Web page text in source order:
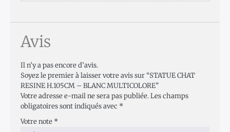
Avis
Il n’y a pas encore d’avis.
Soyez le premier à laisser votre avis sur “STATUE CHAT
RESINE H.105CM – BLANC MULTICOLORE”
Votre adresse e-mail ne sera pas publiée.Les champs
obligatoires sont indiqués avec *
Votre note *